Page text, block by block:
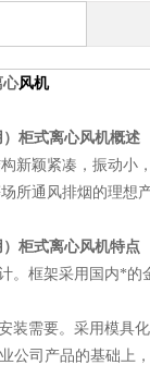
心风机
柜式离心风机概述
新颖紧凑，振动小
所通风排烟的理想
柜式离心风机特点
。框架采用国内*
需要。采用模具
公司产品的基础上